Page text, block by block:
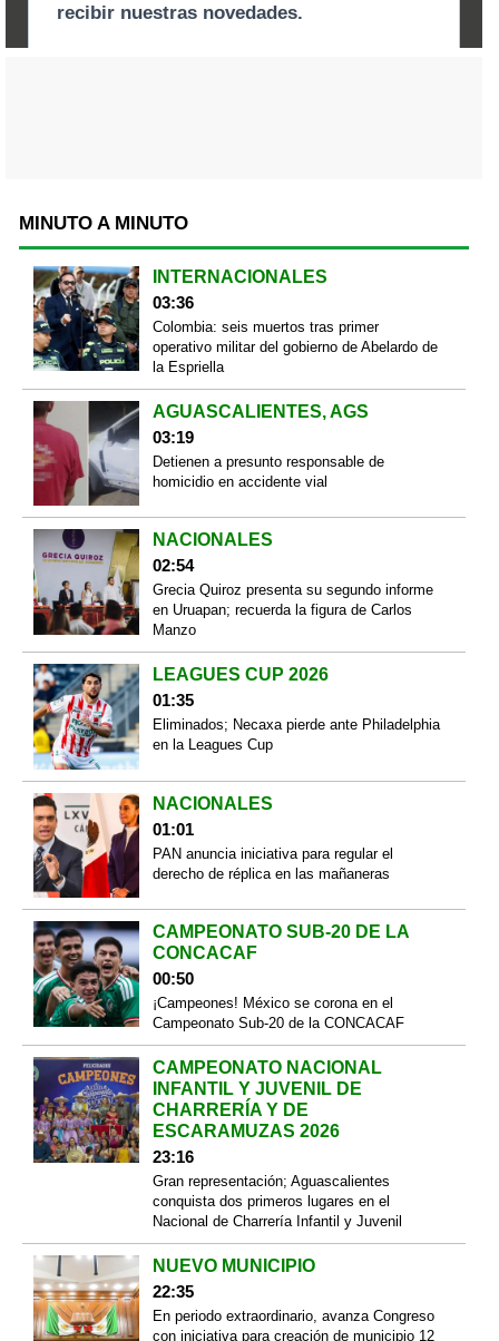
MINUTO A MINUTO
INTERNACIONALES
03:36
Colombia: seis muertos tras primer
operativo militar del gobierno de Abelardo de
la Espriella
AGUASCALIENTES, AGS
03:19
Detienen a presunto responsable de
homicidio en accidente vial
NACIONALES
02:54
Grecia Quiroz presenta su segundo informe
en Uruapan; recuerda la figura de Carlos
Manzo
LEAGUES CUP 2026
01:35
Eliminados; Necaxa pierde ante Philadelphia
en la Leagues Cup
NACIONALES
01:01
PAN anuncia iniciativa para regular el
derecho de réplica en las mañaneras
CAMPEONATO SUB-20 DE LA
CONCACAF
00:50
¡Campeones! México se corona en el
Campeonato Sub-20 de la CONCACAF
CAMPEONATO NACIONAL
INFANTIL Y JUVENIL DE
CHARRERÍA Y DE
ESCARAMUZAS 2026
23:16
Gran representación; Aguascalientes
conquista dos primeros lugares en el
Nacional de Charrería Infantil y Juvenil
NUEVO MUNICIPIO
22:35
En periodo extraordinario, avanza Congreso
con iniciativa para creación de municipio 12